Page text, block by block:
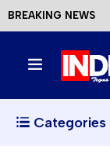
BREAKING NEWS
Categories